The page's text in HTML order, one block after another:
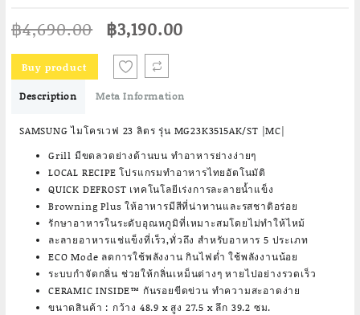
฿4,690.00 Original
price
was:
฿4,690.00.
฿3,190.00
Buy product
Description Meta Information
SAMSUNG ไมโครเวฟ 23 ลิตร รุ่น MG23K3515AK/ST |MC|
Grill มีขดลวดย่างด้านบน ทำอาหารย่างง่ายๆ
LOCAL RECIPE โปรแกรมทำอาหารไทยอัตโนมัติ
QUICK DEFROST เทคโนโลยีเร่งการละลายน้ำแข็ง
Browning Plus ให้อาหารมีสีที่น่าทานและรสชาติอร่อย
รักษาอาหารในระดับอุณหภูมิที่เหมาะสมโดยไม่ทำให้ไหม้
ละลายอาหารแช่แข็งที่เร็ว,ทั่วถึง สำหรับอาหาร 5 ประเภท
ECO Mode ลดการใช้พลังงาน กินไฟต่ำ ใช้พลังงานน้อย
ระบบกำจัดกลิ่น ช่วยให้กลิ่นเหม็นต่างๆ หายไปอย่างรวดเร็ว
CERAMIC INSIDE™ กันรอยขีดข่วน ทำความสะอาดง่าย
ขนาดสินค้า : กว้าง 48.9 x สูง 27.5 x ลึก 39.2 ซม.